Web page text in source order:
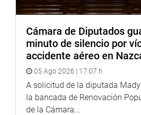
Cámara de Diputados
minuto de silencio por
accidente aéreo en
05 Ago 2026 | 17:07 h
A solicitud de la diputada
la bancada de Renovación
de la Cámara...